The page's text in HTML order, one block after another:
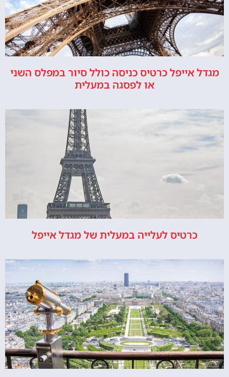
מגדל אייפל כרטיס כניסה כולל סיור במפלס השני
או לפסגה במעלית
כרטיס לעלייה במעלית של מגדל אייפל